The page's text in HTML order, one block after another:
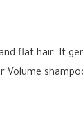
flat hair. It